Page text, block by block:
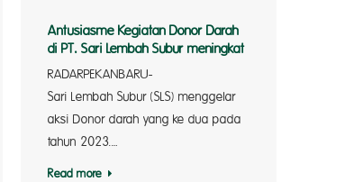
Antusiasme Kegiatan Donor Darah
di PT. Sari Lembah Subur meningkat
Sari Lembah Subur (SLS) menggelar
aksi Donor darah yang ke dua pada
tahun 2023.…
Read more